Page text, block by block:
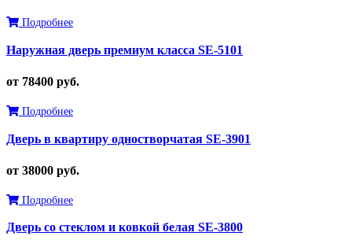
Подробнее
Наружная дверь премиум класса SE-5101
от 78400 руб.
Подробнее
Дверь в квартиру одностворчатая SE-3901
от 38000 руб.
Подробнее
Дверь со стеклом и ковкой белая SE-3800